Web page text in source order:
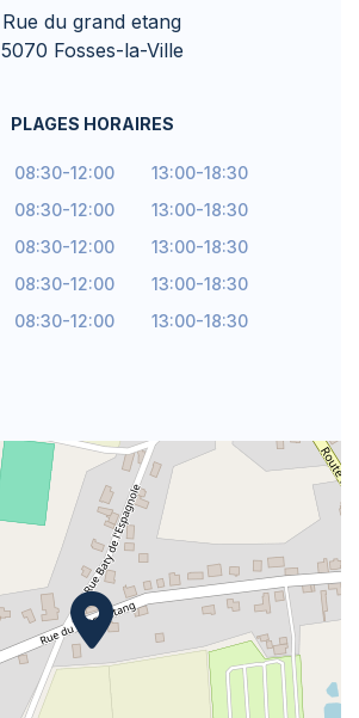
Rue du grand etang
5070 Fosses-la-Ville
PLAGES HORAIRES
08:30-12:00
13:00-18:30
08:30-12:00
13:00-18:30
08:30-12:00
13:00-18:30
08:30-12:00
13:00-18:30
08:30-12:00 13:00-18:30